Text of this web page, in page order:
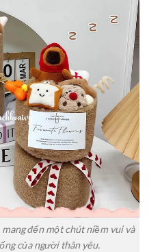
đến một chút niềm vui và
của người thân yêu.